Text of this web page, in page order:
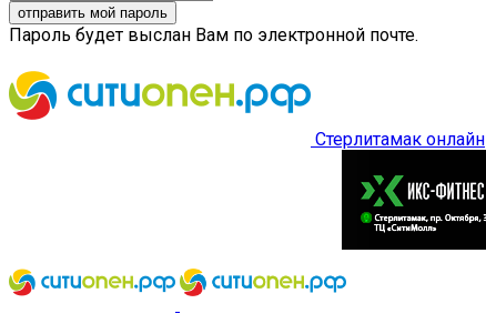
Пароль будет выслан Вам по электронной почте.
Стерлитамак онлайн